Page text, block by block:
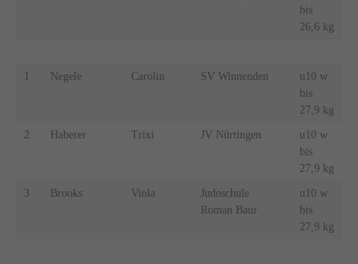
bis
26,6 kg
1 Negele Carolin SV Winnenden
u10 w
bis
27,9 kg
2 Haberer Trixi JV Nürtingen
u10 w
bis
27,9 kg
3 Brooks Viola
Judoschule
Roman Baur
u10 w
bis
27,9 kg